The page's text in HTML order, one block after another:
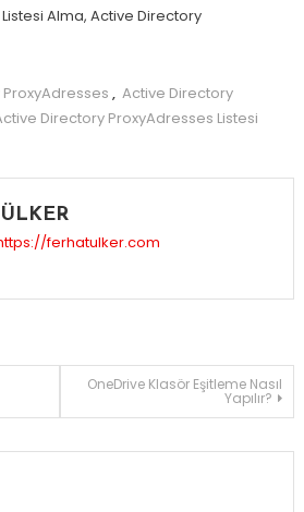
Alma, Active Directory
, Active Directory
Directory ProxyAdresses Listesi
ferhatulker.com
OneDrive Klasör Eşitleme Nasıl
Yapılır?